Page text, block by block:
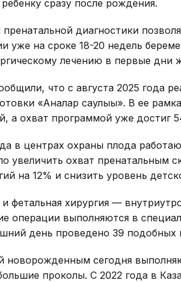
сразу после рождения.
диагностики
уже на сроке 18-20 недель
лечению в первые дни
что с августа 2025 года
«Аналар саулығы». В ее
а охват программой уже достиг
в центрах охраны плода
увеличить охват пренатальным
на 12% и снизить уровень
фетальная хирургия —
операции выполняются в
день проведено 39 подобных
новорожденным сегодня
проколы. С 2022 года в